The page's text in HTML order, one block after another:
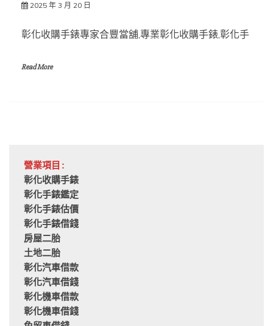
2025 年 3 月 20 日
彰化收購手錶專家合豐當舖,專業彰化收購手錶,彰化手
Read More
營業項目:
彰化收購手錶
彰化手錶鑑定
彰化手錶估價
彰化手錶借錢
房屋二胎
土地二胎
彰化汽車借款
彰化汽車借錢
彰化機車借款
彰化機車借錢